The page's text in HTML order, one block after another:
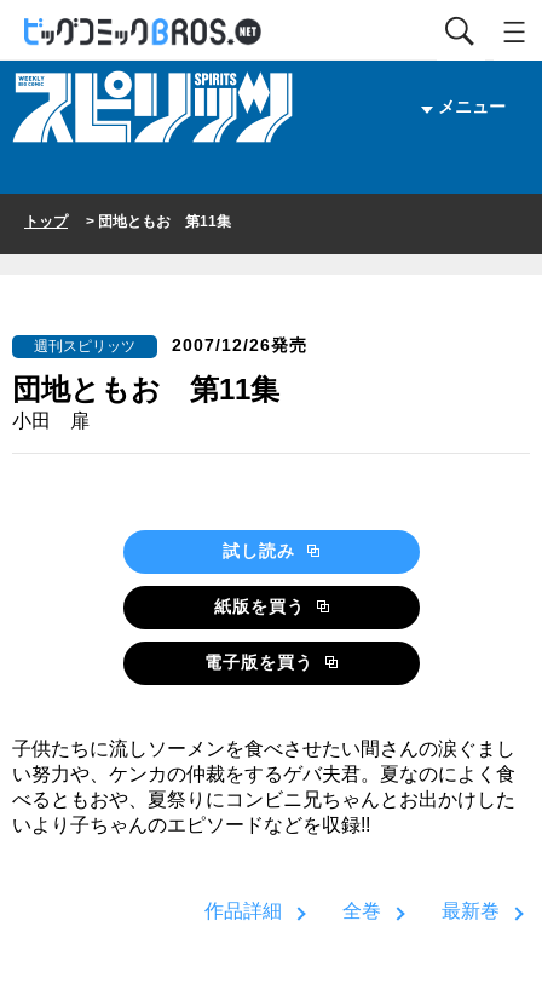
メニュー
トップ> 団地ともお 第11集
週刊スピリッツ 2007/12/26発売
団地ともお 第11集
小田 扉
試し読み
紙版を買う
電子版を買う
子供たちに流しソーメンを食べさせたい間さんの涙ぐまし
い努力や、ケンカの仲裁をするゲバ夫君。夏なのによく食
べるともおや、夏祭りにコンビニ兄ちゃんとお出かけした
いより子ちゃんのエピソードなどを収録!!
作品詳細 全巻 最新巻